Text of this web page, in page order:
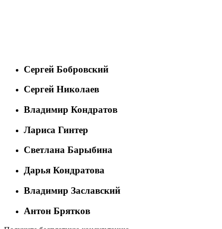
Сергей Бобровский
Сергей Николаев
Владимир Кондратов
Лариса Гинтер
Светлана Барыбина
Дарья Кондратова
Владимир Заславский
Антон Брятков